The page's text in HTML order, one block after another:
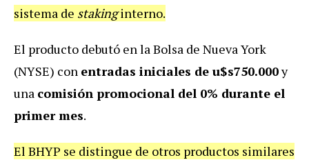
sistema de stakinginterno.
El producto debutó en la Bolsa de Nueva York
(NYSE) con entradas iniciales de u$s750.000y
una comisión promocional del 0% durante el
primer mes.
El BHYP se distingue de otros productos similares